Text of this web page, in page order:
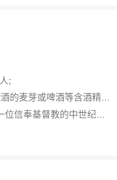
;
啤酒等含酒精饮料的拟人化名称）;
督教的中世纪国王兼祭司）;